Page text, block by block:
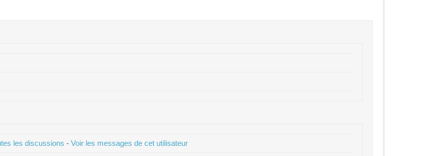
les discussions - Voir les messages de cet utilisateur